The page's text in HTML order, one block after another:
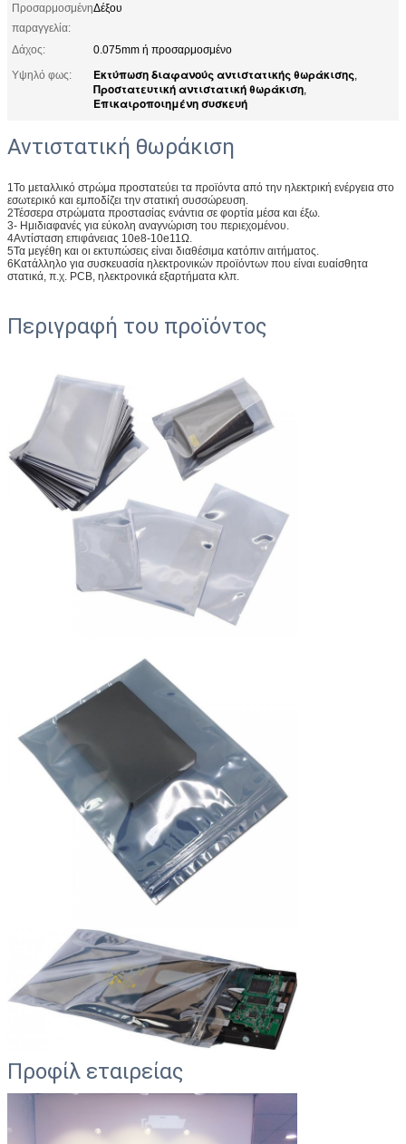
Προσαρμοσμένη
παραγγελία:
Δέξου
Δάχος:
0.075mm ή προσαρμοσμένο
Υψηλό φως:
Εκτύπωση διαφανούς αντιστατικής θωράκισης,
Προστατευτική αντιστατική θωράκιση,
Επικαιροποιημένη συσκευή
Αντιστατική θωράκιση
1Το μεταλλικό στρώμα προστατεύει τα προϊόντα από την ηλεκτρική ενέργεια στο
εσωτερικό και εμποδίζει την στατική συσσώρευση.
2Τέσσερα στρώματα προστασίας ενάντια σε φορτία μέσα και έξω.
3- Ημιδιαφανές για εύκολη αναγνώριση του περιεχομένου.
4Αντίσταση επιφάνειας 10e8-10e11Ω.
5Τα μεγέθη και οι εκτυπώσεις είναι διαθέσιμα κατόπιν αιτήματος.
6Κατάλληλο για συσκευασία ηλεκτρονικών προϊόντων που είναι ευαίσθητα
στατικά, π.χ. PCB, ηλεκτρονικά εξαρτήματα κλπ.
Περιγραφή του προϊόντος
Προφίλ εταιρείας